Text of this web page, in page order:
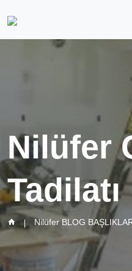
Nilüfer
Tadilatı
Nilüfer BLOG